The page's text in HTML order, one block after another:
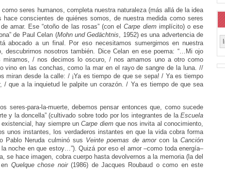
seres humanos, completa nuestra naturaleza (más allá de la idea
conscientes de quiénes somos, de nuestra medida como seres
amar. Ese “otoño de las rosas” (con elCarpe diemimplícito) o ese
de Paul Celan (Mohn und Gedächtnis, 1952) es una advertencia de
abocado a un final. Por eso necesitamos sumergirnos en nuestra
descubrirnos nosotros también. Dice Celan en ese poema: “…Mi ojo
/ nos decimos lo oscuro, / nos amamos uno a otro como
vino en las conchas, como la mar en el rayo de sangre de la luna. //
miran desde la calle: / ¡Ya es tiempo de que se sepa! / Ya es tiempo
/ que a la inquietud le palpite un corazón. / Ya es tiempo de que sea
seres-para-la-muerte, debemos pensar entonces que, como sucede
y la doncella” (cultivado sobre todo por los integrantes de la Escuela
hay siempre unCarpe diemque nos invita al conocimiento,
unos instantes, los verdaderos instantes en que la vida cobra forma
Pablo Neruda culminó sus Veinte poemas de amorcon la Canción
la noche en que estoy…”). Quizá por eso el amor –como toda energía–
se hace imagen, cobra cuerpo hasta devolvernos a la memoria (la del
Quelque chose noir(1986) de Jacques Roubaud o como en este